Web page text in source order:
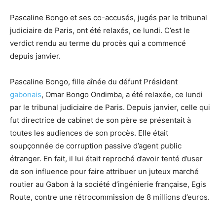
Pascaline Bongo et ses co-accusés, jugés par le tribunal
judiciaire de Paris, ont été relaxés, ce lundi. C’est le
verdict rendu au terme du procès qui a commencé
depuis janvier.
Pascaline Bongo, fille aînée du défunt Président
gabonais, Omar Bongo Ondimba, a été relaxée, ce lundi
par le tribunal judiciaire de Paris. Depuis janvier, celle qui
fut directrice de cabinet de son père se présentait à
toutes les audiences de son procès. Elle était
soupçonnée de corruption passive d’agent public
étranger. En fait, il lui était reproché d’avoir tenté d’user
de son influence pour faire attribuer un juteux marché
routier au Gabon à la société d’ingénierie française, Egis
Route, contre une rétrocommission de 8 millions d’euros.